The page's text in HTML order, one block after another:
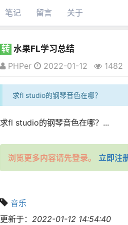
笔记 留言 关于
转 水果FL学习总结
PHPer
2022-01-12 1482
求fl studio的钢琴音色在哪？
求fl studio的钢琴音色在哪？...
浏览更多内容请先登录。 立即注
音乐
更新于： 2022-01-12 14:54:40